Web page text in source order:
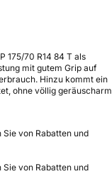
175/70 R14 84 T als
mit gutem Grip auf
Hinzu kommt ein
ohne völlig geräuscharm
von Rabatten und
von Rabatten und